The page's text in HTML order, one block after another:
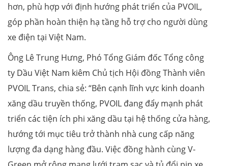
hơn, phù hợp với định hướng phát triển của PVOIL,
góp phần hoàn thiện hạ tầng hỗ trợ cho người dùng
xe điện tại Việt Nam.
Ông Lê Trung Hưng, Phó Tổng Giám đốc Tổng công
ty Dầu Việt Nam kiêm Chủ tịch Hội đồng Thành viên
PVOIL Trans, chia sẻ: “Bên cạnh lĩnh vực kinh doanh
xăng dầu truyền thống, PVOIL đang đẩy mạnh phát
triển các tiện ích phi xăng dầu tại hệ thống cửa hàng,
hướng tới mục tiêu trở thành nhà cung cấp năng
lượng đa dạng hàng đầu. Việc đồng hành cùng V-